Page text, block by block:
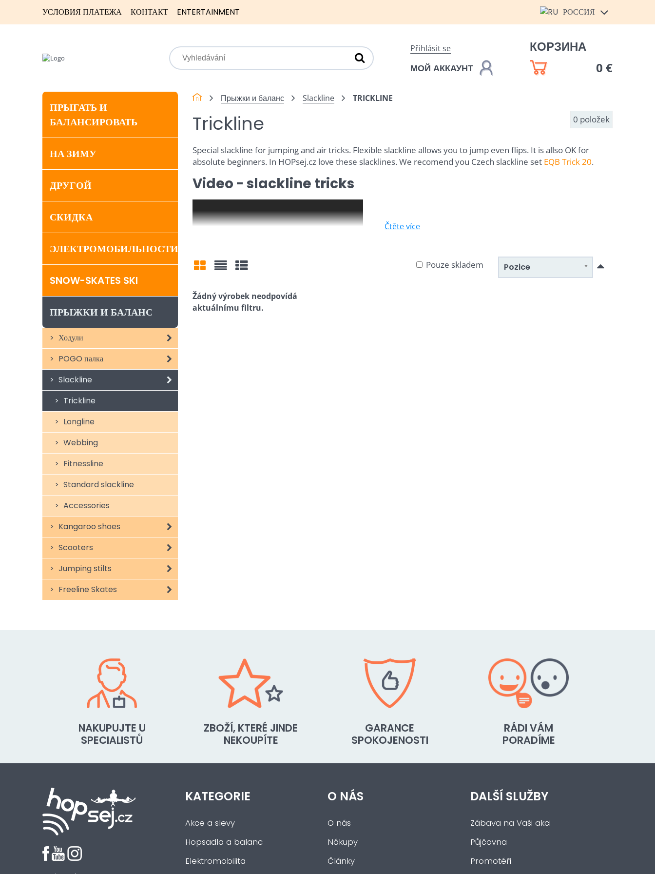
УСЛОВИЯ ПЛАТЕЖА КОНТАКТ ENTERTAINMENT РОССИЯ
Přihlásit se
МОЙ АККАУНТ
КОРЗИНА
0 €
ПРЫГАТЬ И
БАЛАНСИРОВАТЬ
НА ЗИМУ
ДРУГОЙ
СКИДКА
ЭЛЕКТРОМОБИЛЬНОСТИ
SNOW-SKATES SKI
ПРЫЖКИ И БАЛАНС
Ходули
POGO палка
Slackline
Trickline
Longline
Webbing
Fitnessline
Standard slackline
Accessories
Kangaroo shoes
Scooters
Jumping stilts
Freeline Skates
Прыжки и баланс Slackline TRICKLINE
Trickline 0 položek
Special slackline for jumping and air tricks. Flexible slackline allows you to jump even flips. It is allso OK for
absolute beginners. In HOPsej.cz love these slacklines. We recomend you Czech slackline set EQB Trick 20.
Video - slackline tricks
Čtěte více
Pozice
Pouze skladem
NAKUPUJTE U
SPECIALISTŮ
ZBOŽÍ, KTERÉ JINDE
NEKOUPÍTE
GARANCE
SPOKOJENOSTI
RÁDI VÁM
PORADÍME
KATEGORIE
Akce a slevy
Hopsadla a balanc
Elektromobilita
O NÁS
O nás
Nákupy
Články
DALŠÍ SLUŽBY
Zábava na Vaši akci
Půjčovna
Promotéři